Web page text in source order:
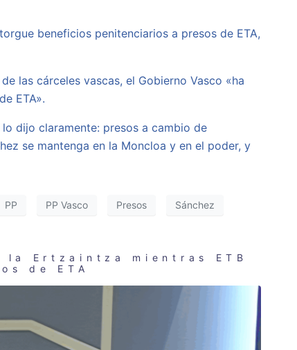
beneficios penitenciarios a presos de ETA,
las cárceles vascas, el Gobierno Vasco «ha
ETA».
dijo claramente: presos a cambio de
se mantenga en la Moncloa y en el poder, y
PP PP Vasco Presos Sánchez
Ertzaintza mientras ETB
de ETA